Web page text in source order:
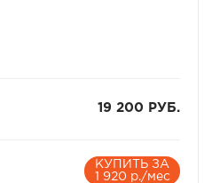
19 200 РУБ.
КУПИТЬ ЗА
1 920 р./мес